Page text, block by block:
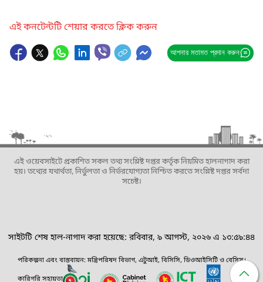
এই কনটেন্টটি শেয়ার করতে ক্লিক করুন
আপনার মতামত প্রদান করুন
এই ওয়েবসাইটে প্রকাশিত সকল তথ্য সংশ্লিষ্ট দপ্তর কর্তৃক নিয়মিত হালনাগাদ করা
হয়। তথ্যের যথার্থতা, নির্ভুলতা ও নির্ভরযোগ্যতা নিশ্চিত করতে সংশ্লিষ্ট দপ্তর সর্বদা
সচেষ্ট।
সাইটটি শেষ হাল-নাগাদ করা হয়েছে: রবিবার, ৯ আগস্ট, ২০২৬ এ ১৩:৫৯:৪৪
পরিকল্পনা এবং বাস্তবায়ন: মন্ত্রিপরিষদ বিভাগ, এটুআই, বিসিসি, ডিওআইসিটি ও বেসিস।
কারিগরি সহায়তা